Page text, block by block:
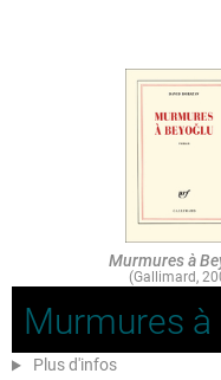
Image
Murmures à
(Gallimard,
Murmures à
Plus d'infos